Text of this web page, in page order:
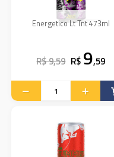
Energetico Lt Tnt 473ml
R$ 9,59 R$ 9,59